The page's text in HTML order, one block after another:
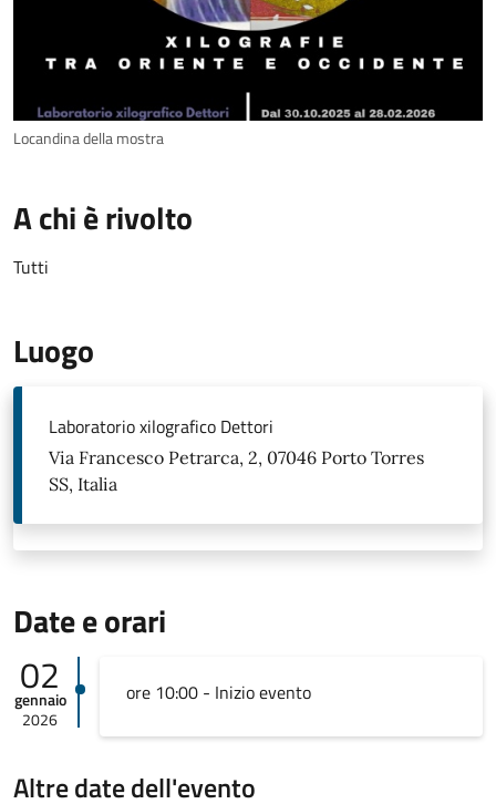
Locandina della mostra
A chi è rivolto
Tutti
Luogo
Laboratorio xilografico Dettori
Via Francesco Petrarca, 2, 07046 Porto Torres
SS, Italia
Date e orari
02
gennaio
2026
ore 10:00 - Inizio evento
Altre date dell'evento